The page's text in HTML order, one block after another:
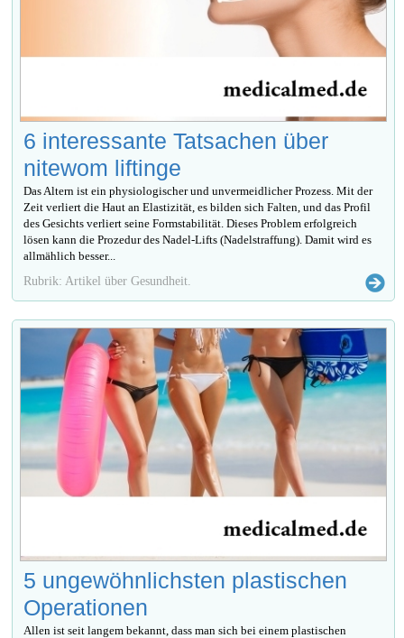
6 interessante Tatsachen über
nitewom liftinge
Das Altern ist ein physiologischer und unvermeidlicher Prozess. Mit der
Zeit verliert die Haut an Elastizität, es bilden sich Falten, und das Profil
des Gesichts verliert seine Formstabilität. Dieses Problem erfolgreich
lösen kann die Prozedur des Nadel-Lifts (Nadelstraffung). Damit wird es
allmählich besser...
Rubrik: Artikel über Gesundheit.
5 ungewöhnlichsten plastischen
Operationen
Allen ist seit langem bekannt, dass man sich bei einem plastischen